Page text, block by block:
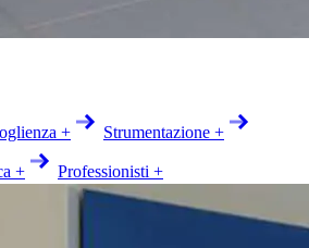
+ Strumentazione +
+ Professionisti +